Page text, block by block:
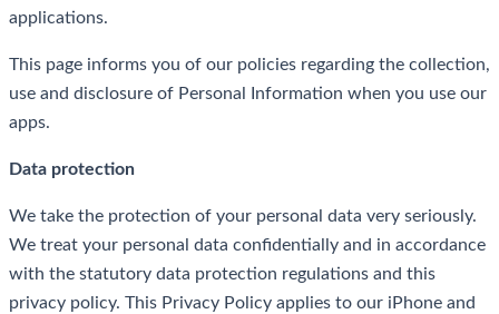
applications.
This page informs you of our policies regarding the collection,
use and disclosure of Personal Information when you use our
apps.
Data protection
We take the protection of your personal data very seriously.
We treat your personal data confidentially and in accordance
with the statutory data protection regulations and this
privacy policy. This Privacy Policy applies to our iPhone and